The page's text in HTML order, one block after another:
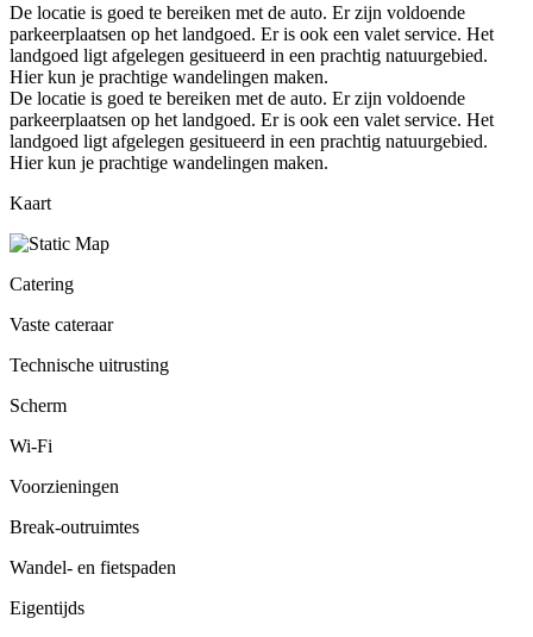
De locatie is goed te bereiken met de auto. Er zijn voldoende
parkeerplaatsen op het landgoed. Er is ook een valet service. Het
landgoed ligt afgelegen gesitueerd in een prachtig natuurgebied.
Hier kun je prachtige wandelingen maken.
De locatie is goed te bereiken met de auto. Er zijn voldoende
parkeerplaatsen op het landgoed. Er is ook een valet service. Het
landgoed ligt afgelegen gesitueerd in een prachtig natuurgebied.
Hier kun je prachtige wandelingen maken.
Kaart
Catering
Vaste cateraar
Technische uitrusting
Scherm
Wi-Fi
Voorzieningen
Break-outruimtes
Wandel- en fietspaden
Eigentijds